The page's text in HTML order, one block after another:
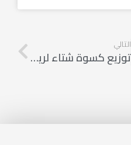
التالي
توزيع كسوة شتاء لرياض الأطفال